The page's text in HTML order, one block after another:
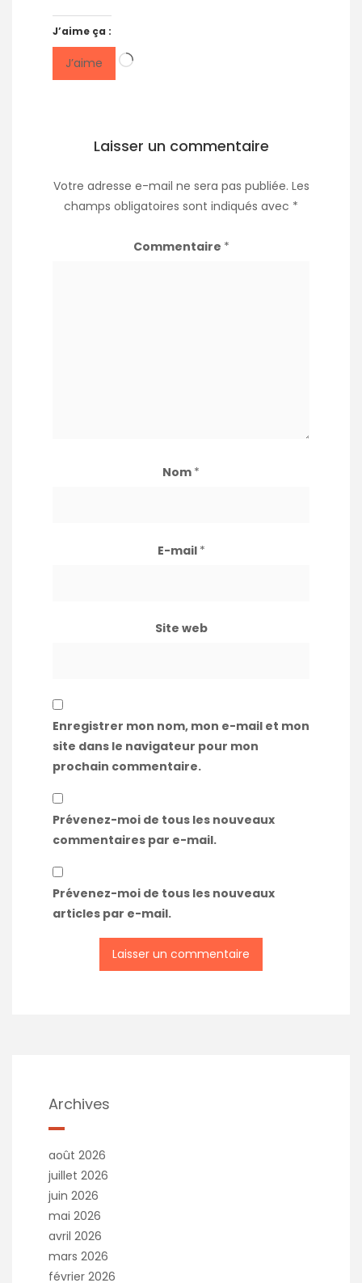
J’aime ça :
J’aime Chargement…
Laisser un commentaire
Votre adresse e-mail ne sera pas publiée. Les
champs obligatoires sont indiqués avec *
Commentaire *
Nom *
E-mail *
Site web
Enregistrer mon nom, mon e-mail et mon
site dans le navigateur pour mon
prochain commentaire.
Prévenez-moi de tous les nouveaux
commentaires par e-mail.
Prévenez-moi de tous les nouveaux
articles par e-mail.
Archives
août 2026
juillet 2026
juin 2026
mai 2026
avril 2026
mars 2026
février 2026